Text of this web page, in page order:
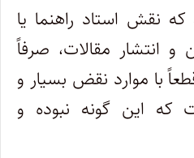
که نقش استاد راهنما یا
و انتشار مقالات، صرفاً
با موارد نقض بسیار و
این گونه نبوده و